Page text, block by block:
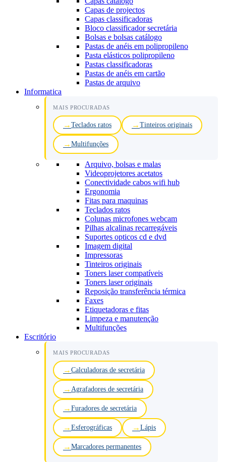
Capas de projectos
Capas classificadoras
Bloco classificador secretária
Bolsas e bolsas catálogo
Pastas de anéis em polipropileno
Pasta elásticos polipropileno
Pastas classificadoras
Pastas de anéis em cartão
Pastas de arquivo
Informatica
MAIS PROCURADAS
Teclados ratos Tinteiros originais
Multifunções
Arquivo, bolsas e malas
Videoprojetores acetatos
Conectividade cabos wifi hub
Ergonomia
Fitas para maquinas
Teclados ratos
Colunas microfones webcam
Pilhas alcalinas recarregáveis
Suportes opticos cd e dvd
Imagem digital
Impressoras
Tinteiros originais
Toners laser compatíveis
Toners laser originais
Reposição transferência térmica
Faxes
Etiquetadoras e fitas
Limpeza e manutenção
Multifunções
Escritório
MAIS PROCURADAS
Calculadoras de secretária
Agrafadores de secretária
Furadores de secretária
Esferográficas Lápis
Marcadores permanentes